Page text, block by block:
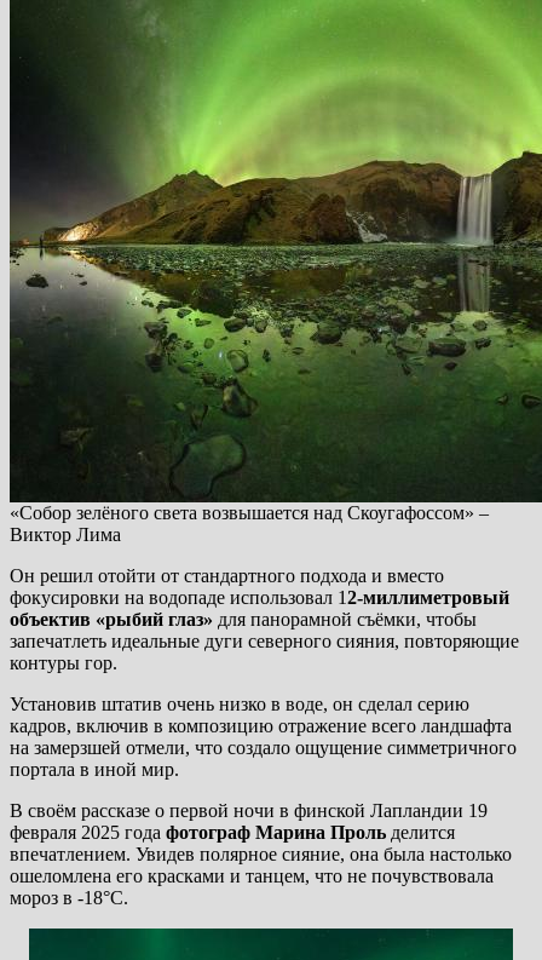
«Собор зелёного света возвышается над Скоугафоссом» –
Виктор Лима
Он решил отойти от стандартного подхода и вместо
фокусировки на водопаде использовал 12-миллиметровый
объектив «рыбий глаз» для панорамной съёмки, чтобы
запечатлеть идеальные дуги северного сияния, повторяющие
контуры гор.
Установив штатив очень низко в воде, он сделал серию
кадров, включив в композицию отражение всего ландшафта
на замерзшей отмели, что создало ощущение симметричного
портала в иной мир.
В своём рассказе о первой ночи в финской Лапландии 19
февраля 2025 года фотограф Марина Проль делится
впечатлением. Увидев полярное сияние, она была настолько
ошеломлена его красками и танцем, что не почувствовала
мороз в -18°C.